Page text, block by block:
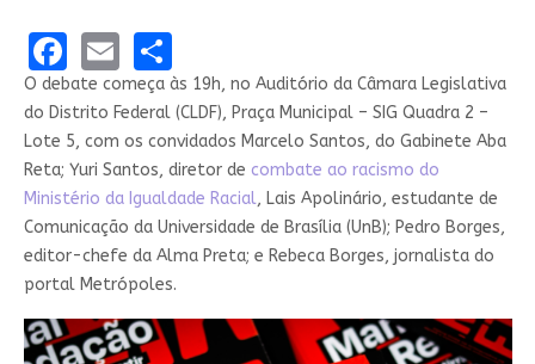
Facebook
EmailShare
O debate começa às 19h, no Auditório da Câmara Legislativa
do Distrito Federal (CLDF), Praça Municipal – SIG Quadra 2 –
Lote 5, com os convidados Marcelo Santos, do Gabinete Aba
Reta; Yuri Santos, diretor de combate ao racismo do
Ministério da Igualdade Racial, Lais Apolinário, estudante de
Comunicação da Universidade de Brasília (UnB); Pedro Borges,
editor-chefe da Alma Preta; e Rebeca Borges, jornalista do
portal Metrópoles.